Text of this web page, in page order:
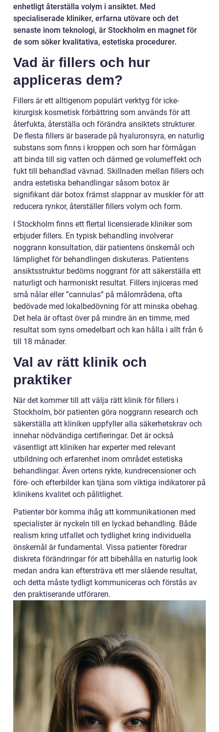
enhetligt återställa volym i ansiktet. Med
specialiserade kliniker, erfarna utövare och det
senaste inom teknologi, är Stockholm en magnet för
de som söker kvalitativa, estetiska procedurer.
Vad är fillers och hur
appliceras dem?
Fillers är ett alltigenom populärt verktyg för icke-
kirurgisk kosmetisk förbättring som används för att
återfukta, återställa och förändra ansiktets strukturer.
De flesta fillers är baserade på hyaluronsyra, en naturlig
substans som finns i kroppen och som har förmågan
att binda till sig vatten och därmed ge volumeffekt och
fukt till behandlad vävnad. Skillnaden mellan fillers och
andra estetiska behandlingar såsom botox är
signifikant där botox främst slappnar av muskler för att
reducera rynkor, återställer fillers volym och form.
I Stockholm finns ett flertal licensierade kliniker som
erbjuder fillers. En typisk behandling involverar
noggrann konsultation, där patientens önskemål och
lämplighet för behandlingen diskuteras. Patientens
ansiktsstruktur bedöms noggrant för att säkerställa ett
naturligt och harmoniskt resultat. Fillers injiceras med
små nålar eller ”cannulas” på målområdena, ofta
bedövade med lokalbedövning för att minska obehag.
Det hela är oftast över på mindre än en timme, med
resultat som syns omedelbart och kan hålla i allt från 6
till 18 månader.
Val av rätt klinik och
praktiker
När det kommer till att välja rätt klinik för fillers i
Stockholm, bör patienten göra noggrann research och
säkerställa att kliniken uppfyller alla säkerhetskrav och
innehar nödvändiga certifieringar. Det är också
väsentligt att kliniken har experter med relevant
utbildning och erfarenhet inom området estetiska
behandlingar. Även ortens rykte, kundrecensioner och
före- och efterbilder kan tjäna som viktiga indikatorer på
klinikens kvalitet och pålitlighet.
Patienter bör komma ihåg att kommunikationen med
specialister är nyckeln till en lyckad behandling. Både
realism kring utfallet och tydlighet kring individuella
önskemål är fundamental. Vissa patienter föredrar
diskreta förändringar för att bibehålla en naturlig look
medan andra kan eftersträva ett mer slående resultat,
och detta måste tydligt kommuniceras och förstås av
den praktiserande utföraren.